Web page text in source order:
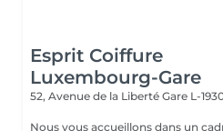
Esprit Coiffure
Luxembourg-Gare
52, Avenue de la Liberté Gare L-
Nous vous accueillons dans un